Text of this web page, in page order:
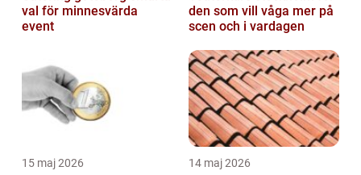
val för minnesvärda
event
den som vill våga mer på
scen och i vardagen
15 maj 2026 14 maj 2026